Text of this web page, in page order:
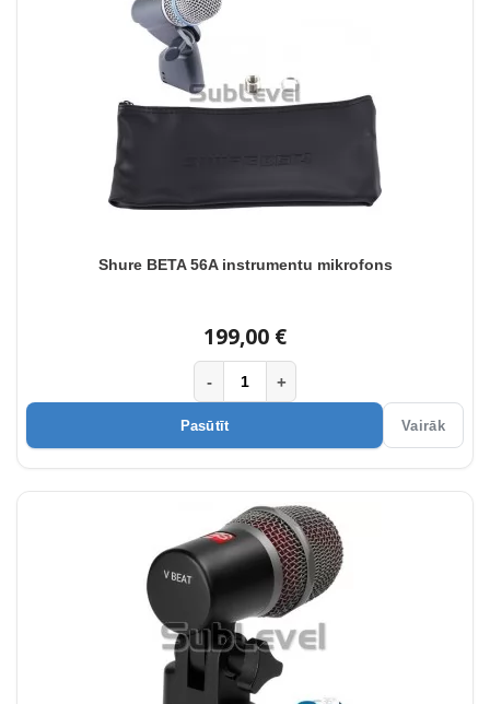
Shure BETA 56A instrumentu mikrofons
199,00 €
- +
Pasūtīt Vairāk